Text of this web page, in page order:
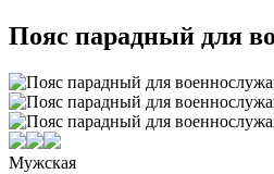
Пояс парадный для
Мужская